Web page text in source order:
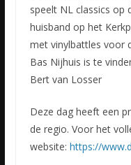
speelt NL classics op
huisband op het
met vinylbattles voor
Bas Nijhuis is te
Bert van Losser
Deze dag heeft een
de regio. Voor het
website: https://